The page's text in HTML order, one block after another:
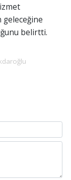
geleceğine
belirtti.